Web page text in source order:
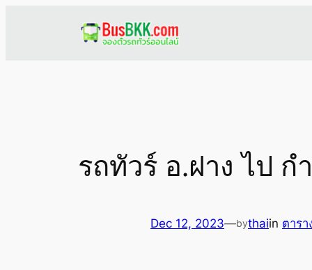
รถทัวร์ อ.ฝาง ไป ก
Dec 12, 2023—bythaiin ตารา